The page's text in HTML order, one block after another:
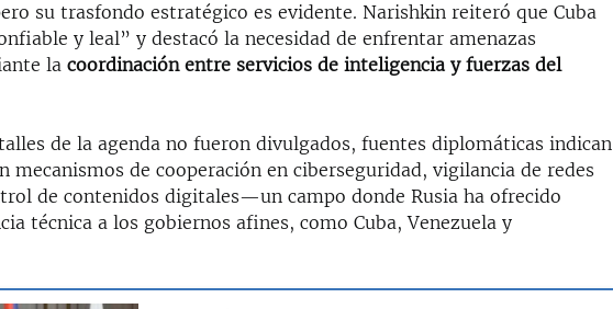
su trasfondo estratégico es evidente. Narishkin reiteró que Cuba
y leal” y destacó la necesidad de enfrentar amenazas
lacoordinación entre servicios de inteligencia y fuerzas del
de la agenda no fueron divulgados, fuentes diplomáticas indican
mecanismos de cooperación en ciberseguridad, vigilancia de redes
de contenidos digitales—un campo donde Rusia ha ofrecido
técnica a los gobiernos afines, como Cuba, Venezuela y